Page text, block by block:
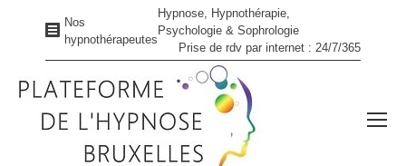
Nos
hypnothérapeutes
Hypnose, Hypnothérapie,
Psychologie & Sophrologie
Prise de rdv par internet : 24/7/365